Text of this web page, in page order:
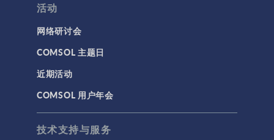
活动
网络研讨会
COMSOL 主题日
近期活动
COMSOL 用户年会
技术支持与服务